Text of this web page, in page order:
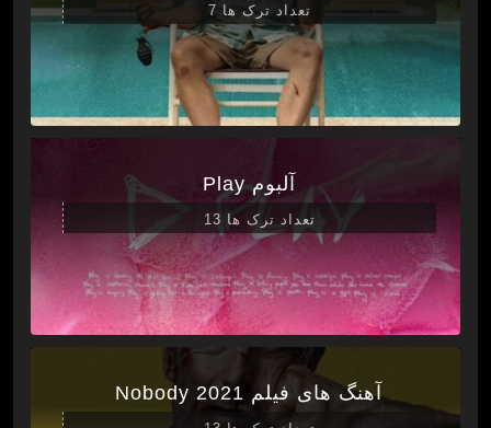
تعداد ترک ها 7
آلبوم Play
تعداد ترک ها 13
آهنگ های فیلم Nobody 2021